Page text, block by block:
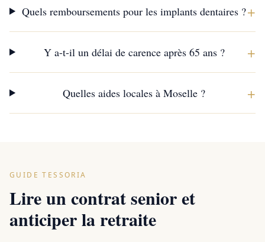
Quels remboursements pour les implants dentaires ?+
Y a-t-il un délai de carence après 65 ans ? +
Quelles aides locales à Moselle ? +
GUIDE TESSORIA
Lire un contrat senior et
anticiper la retraite